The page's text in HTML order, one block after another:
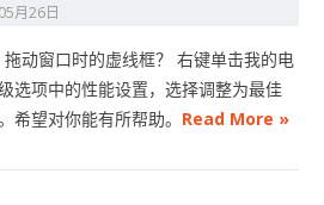
月26日
动窗口时的虚线框？ 右键单击我的电
选项中的性能设置，选择调整为最佳
希望对你能有所帮助。 Read More »